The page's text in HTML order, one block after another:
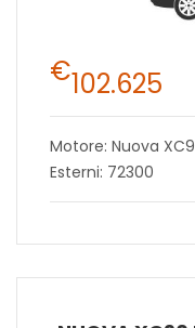
€102.625
Motore: Nuova
Esterni: 72300